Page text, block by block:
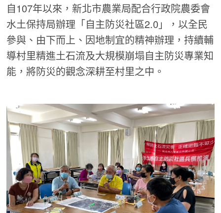
自107年以來，新北市農業局配合行政院農委會
水土保持局辦理「自主防災社區2.0」，以全民
參與、由下而上、因地制宜的精神辦理，持續輔
導村里精進土石流及大規模崩塌自主防災專業知
能，將防災的觀念深耕至村里之中。